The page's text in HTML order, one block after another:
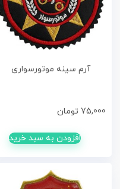
آرم سینه موتورسواری
75,000 تومان
افزودن به سبد خرید